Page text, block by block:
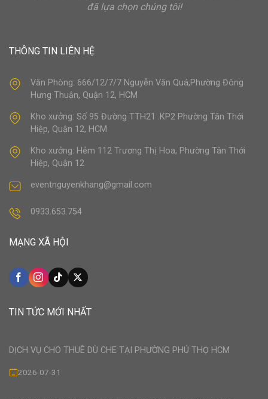
đã lựa chọn chúng tôi!
THÔNG TIN LIÊN HỆ
Văn Phòng: 666/12/7/7 Nguyễn Văn Quá,Phường Đông
Hưng Thuận, Quận 12, HCM
Kho xưởng: Số 95 Đường TTH21 .KP2 Phường Tân Thới
Hiệp, Quận 12, HCM
Kho xưởng: Hẻm 112 Trương Thị Hoa, Phường Tân Thới
Hiệp, Quận 12
eventnguyenkhang@gmail.com
0933.653.754
MẠNG XÃ HỘI
TIN TỨC MỚI NHẤT
DỊCH VỤ CHO THUÊ DÙ CHE TẠI PHƯỜNG PHÚ THỌ HCM
2026-07-31